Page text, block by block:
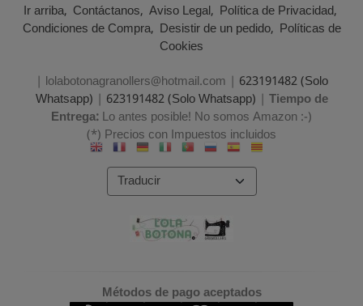
Ir arriba Contáctanos Aviso Legal Política de Privacidad
Condiciones de Compra Desistir de un pedido Políticas de
Cookies
| lolabotonagranollers@hotmail.com | 623191482 (Solo
Whatsapp) | 623191482 (Solo Whatsapp) | Tiempo de
Entrega:Lo antes posible! No somos Amazon :-)
(*) Precios con Impuestos incluidos
Métodos de pago aceptados